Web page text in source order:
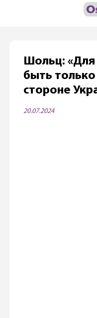
Шольц:
быть
стороне
20.07.2024